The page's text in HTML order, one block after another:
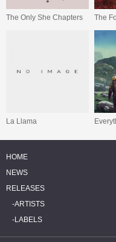
The Only She Chapters
La Llama
HOME
NEWS
RELEASES
ARTISTS
LABELS